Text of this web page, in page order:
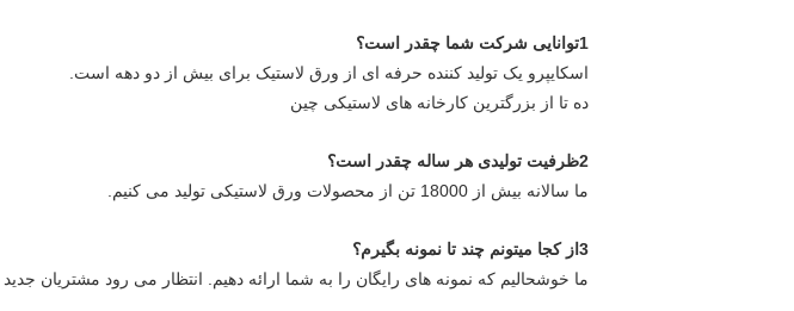
1توانایی شرکت شما چقدر است؟
اسکایپرو یک تولید کننده حرفه ای از ورق لاستیک برای بیش از دو دهه است.
ده تا از بزرگترین کارخانه های لاستیکی چین
2ظرفیت تولیدی هر ساله چقدر است؟
ما سالانه بیش از 18000 تن از محصولات ورق لاستیکی تولید می کنیم.
3از کجا ميتونم چند تا نمونه بگيرم؟
ما خوشحالیم که نمونه های رایگان را به شما ارائه دهیم. انتظار می رود مشتریان